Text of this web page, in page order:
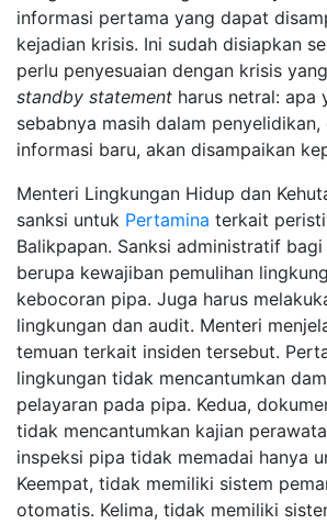
informasi pertama yang dapat
kejadian krisis. Ini sudah disiapkan
perlu penyesuaian dengan krisis
standby statement harus netral: apa
sebabnya masih dalam penyelidikan,
informasi baru, akan disampaikan
Menteri Lingkungan Hidup dan
sanksi untuk Pertamina terkait
Balikpapan. Sanksi administratif bagi
berupa kewajiban pemulihan
kebocoran pipa. Juga harus
lingkungan dan audit. Menteri
temuan terkait insiden tersebut.
lingkungan tidak mencantumkan
pelayaran pada pipa. Kedua,
tidak mencantumkan kajian
inspeksi pipa tidak memadai hanya
Keempat, tidak memiliki sistem
otomatis. Kelima, tidak memiliki